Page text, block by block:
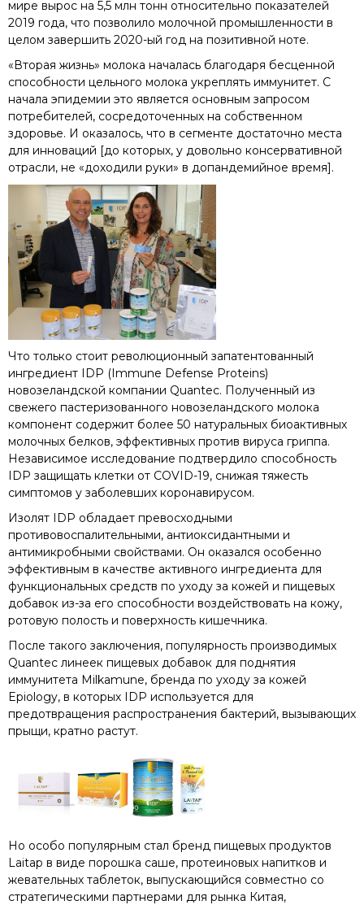
мире вырос на 5,5 млн тонн относительно показателей
2019 года, что позволило молочной промышленности в
целом завершить 2020-ый год на позитивной ноте.
«Вторая жизнь» молока началась благодаря бесценной
способности цельного молока укреплять иммунитет. С
начала эпидемии это является основным запросом
потребителей, сосредоточенных на собственном
здоровье. И оказалось, что в сегменте достаточно места
для инноваций [до которых, у довольно консервативной
отрасли, не «доходили руки» в допандемийное время].
Что только стоит революционный запатентованный
ингредиент IDP (Immune Defense Proteins)
новозеландской компании Quantec. Полученный из
свежего пастеризованного новозеландского молока
компонент содержит более 50 натуральных биоактивных
молочных белков, эффективных против вируса гриппа.
Независимое исследование подтвердило способность
IDP защищать клетки от COVID-19, снижая тяжесть
симптомов у заболевших коронавирусом.
Изолят IDP обладает превосходными
противовоспалительными, антиоксидантными и
антимикробными свойствами. Он оказался особенно
эффективным в качестве активного ингредиента для
функциональных средств по уходу за кожей и пищевых
добавок из-за его способности воздействовать на кожу,
ротовую полость и поверхность кишечника.
После такого заключения, популярность производимых
Quantec линеек пищевых добавок для поднятия
иммунитета Milkamune, бренда по уходу за кожей
Epiology, в которых IDP используется для
предотвращения распространения бактерий, вызывающих
прыщи, кратно растут.
Но особо популярным стал бренд пищевых продуктов
Laitap в виде порошка саше, протеиновых напитков и
жевательных таблеток, выпускающийся совместно со
стратегическими партнерами для рынка Китая,